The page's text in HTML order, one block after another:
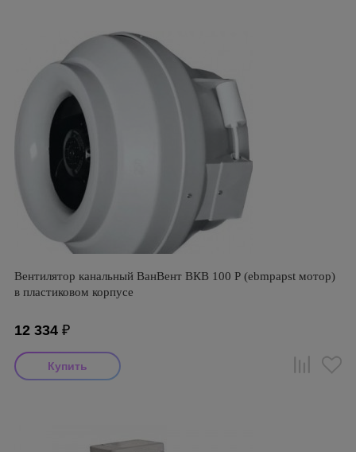
Вентилятор канальный ВанВент ВКВ 100 Р (ebmpapst мотор)
в пластиковом корпусе
12 334 ₽